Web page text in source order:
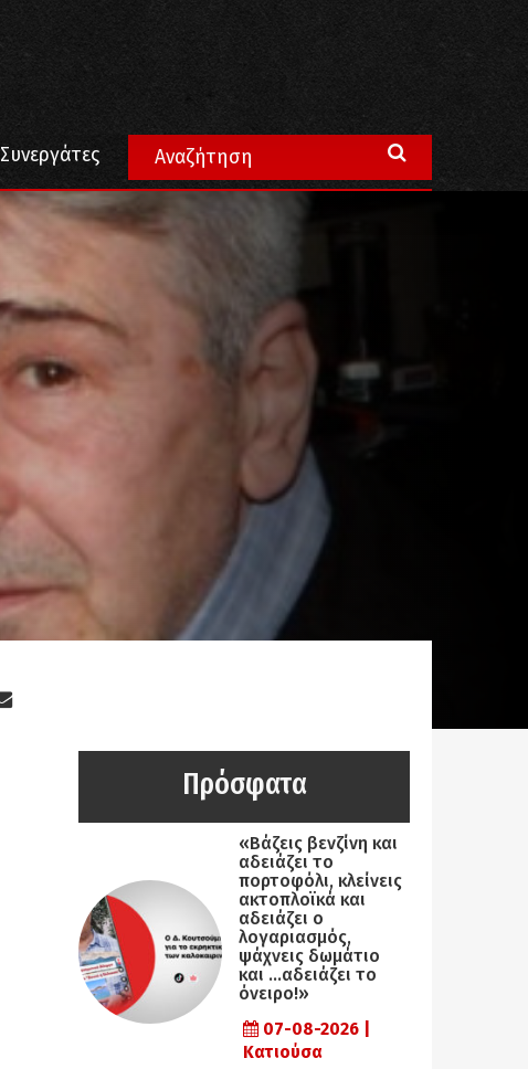
Συνεργάτες
Πρόσφατα
«Βάζεις βενζίνη και
αδειάζει το
πορτοφόλι, κλείνεις
ακτοπλοϊκά και
αδειάζει ο
λογαριασμός,
ψάχνεις δωμάτιο
και …αδειάζει το
όνειρο!»
07-08-2026 |
Κατιούσα